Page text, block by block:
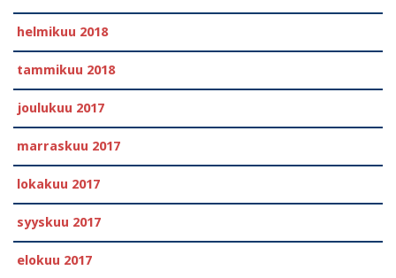
helmikuu 2018
tammikuu 2018
joulukuu 2017
marraskuu 2017
lokakuu 2017
syyskuu 2017
elokuu 2017